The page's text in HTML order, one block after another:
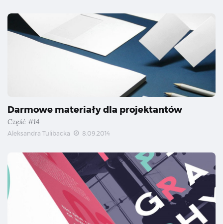
Darmowe materiały dla projektantów
Część #14
Aleksandra Tulibacka 8.09.2014